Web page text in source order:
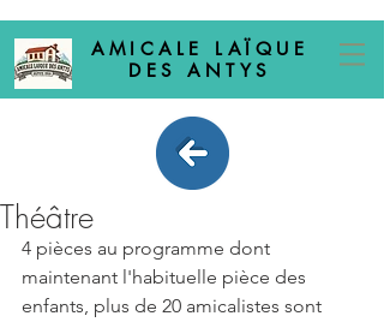
AMICALE LAÏQUE
DES ANTYS
Théâtre
4 pièces au programme dont
maintenant l'habituelle pièce des
enfants, plus de 20 amicalistes sont